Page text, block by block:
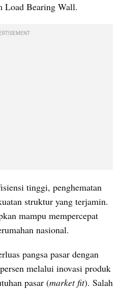
Load Bearing Wall.
tinggi, penghematan
struktur yang terjamin.
mampu mempercepat
nasional.
pangsa pasar dengan
melalui inovasi produk
pasar (market fit). Salah